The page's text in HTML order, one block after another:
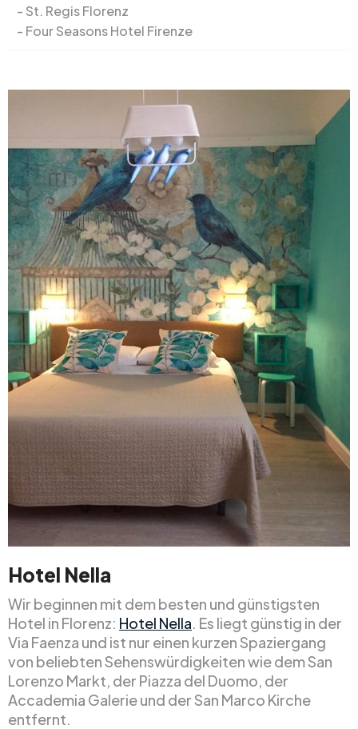
St. Regis Florenz
Four Seasons Hotel Firenze
Hotel Nella
Wir beginnen mit dem besten und günstigsten
Hotel in Florenz: Hotel Nella. Es liegt günstig in der
Via Faenza und ist nur einen kurzen Spaziergang
von beliebten Sehenswürdigkeiten wie dem San
Lorenzo Markt, der Piazza del Duomo, der
Accademia Galerie und der San Marco Kirche
entfernt.